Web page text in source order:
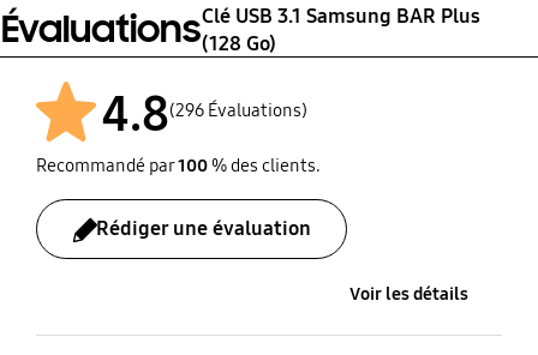
15.60 X 40.01 X 11.70mm
Approx. 10 g
Accélération : 1 500 g
(gravité), Durée : 0,5ms,
Direction : x,y,z 3 fois
occasionnés par la
récupération des
mémoire. Les résultats
sont basés sur des tests
internes; les
caractéristiques et les
spécifications peuvent
varier selon les
conditions d’utilisation
ÉvaluationsClé USB 3.1 Samsung BAR Plus
(128 Go)
4.8(296 Évaluations)
Recommandé par100% des clients.
Rédiger une évaluation
Voir les détails